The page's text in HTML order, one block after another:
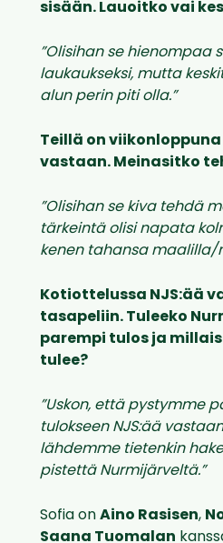
sisään. Lauoitko vai
”Olisihan se hienompaa
laukaukseksi, mutta
alun perin piti olla.”
Teillä on
vastaan. Meinasitko
”Olisihan se kiva tehdä
tärkeintä olisi napata
kenen tahansa maalilla/
Kotiottelussa NJS:ää
tasapeliin. Tuleeko
parempi tulos ja
tulee?
”Uskon, että pystymme
tulokseen NJS:ää
lähdemme tietenkin
pistettä Nurmijärveltä.”
Sofia on Aino Rasisen,
Saana Tuomalan